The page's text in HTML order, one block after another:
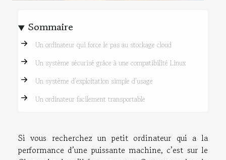
Sommaire
Un ordinateur qui force le pas au stockage cloud
Un système sécurisé grâce à une compatibilité Linux
Un système d’exploitation simple d’usage
Un ordinateur facilement transportable
Si vous recherchez un petit ordinateur qui a la
performance d’une puissante machine, c’est sur le